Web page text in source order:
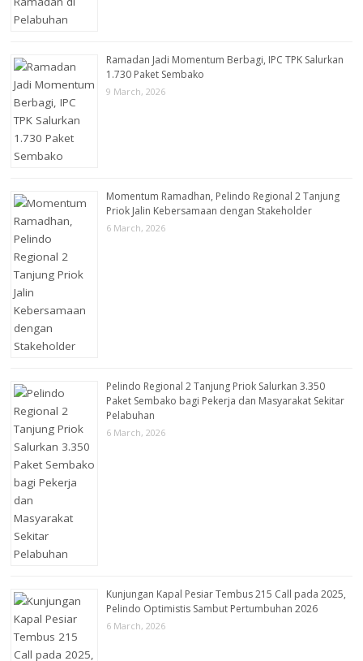
Ramadan Jadi Momentum Berbagi, IPC TPK Salurkan
1.730 Paket Sembako
9 March, 2026
Momentum Ramadhan, Pelindo Regional 2 Tanjung
Priok Jalin Kebersamaan dengan Stakeholder
6 March, 2026
Pelindo Regional 2 Tanjung Priok Salurkan 3.350
Paket Sembako bagi Pekerja dan Masyarakat Sekitar
Pelabuhan
6 March, 2026
Kunjungan Kapal Pesiar Tembus 215 Call pada 2025,
Pelindo Optimistis Sambut Pertumbuhan 2026
6 March, 2026